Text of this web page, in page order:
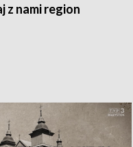
z nami region